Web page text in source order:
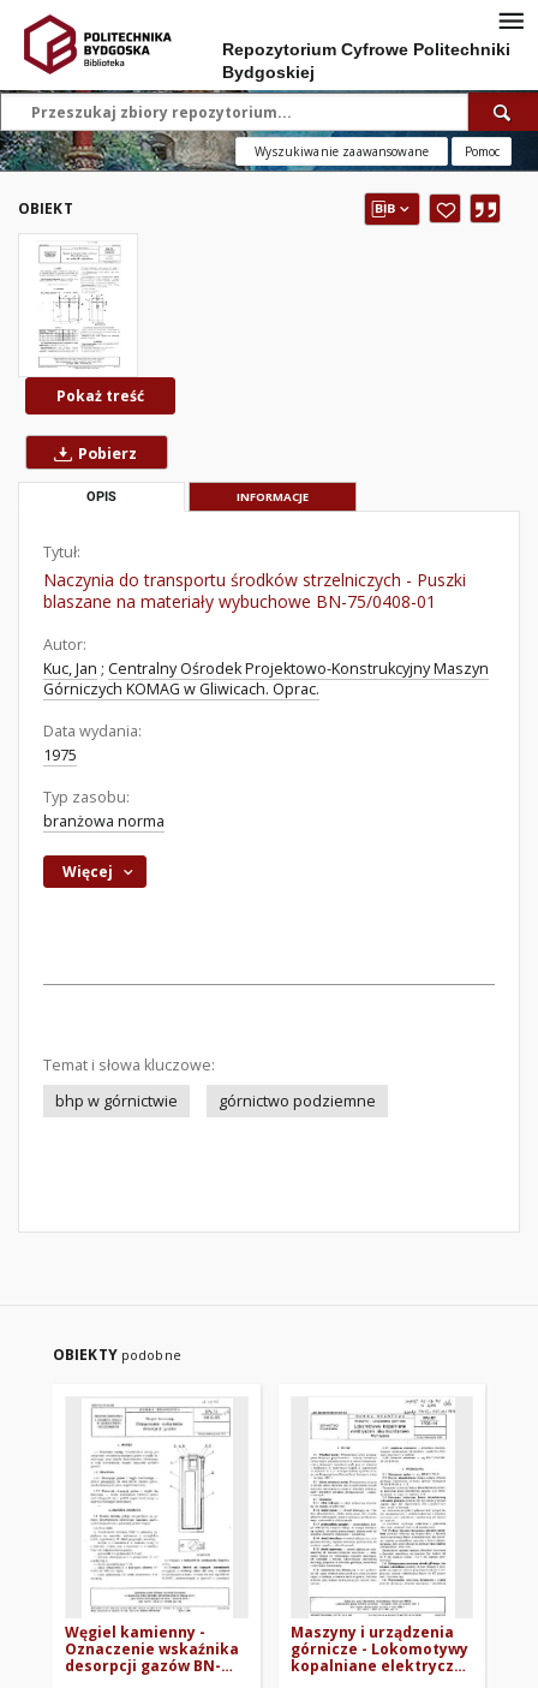
Repozytorium Cyfrowe Politechniki
Bydgoskiej
Wyszukiwanie zaawansowane Pomoc
OBIEKT
Pokaż treść
Pobierz
OPIS INFORMACJE
Tytuł:
Naczynia do transportu środków strzelniczych - Puszki
blaszane na materiały wybuchowe BN-75/0408-01
Autor:
Kuc, Jan ; Centralny Ośrodek Projektowo-Konstrukcyjny Maszyn
Górniczych KOMAG w Gliwicach. Oprac.
Data wydania:
1975
Typ zasobu:
branżowa norma
Więcej
Temat i słowa kluczowe:
bhp w górnictwie
górnictwo podziemne
OBIEKTY podobne
Węgiel kamienny -
Oznaczenie wskaźnika
desorpcji gazów BN-
Maszyny i urządzenia
górnicze - Lokomotywy
kopalniane elektryczne